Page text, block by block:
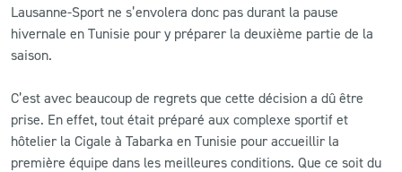
LS ACADEMY CAMPS
MATCH DES CELEBRITES
PRESSE ET MEDIAS
Lausanne-Sport ne s’envolera donc pas durant la pause
hivernale en Tunisie pour y préparer la deuxième partie de la
saison.
C’est avec beaucoup de regrets que cette décision a dû être
prise. En effet, tout était préparé aux complexe sportif et
hôtelier la Cigale à Tabarka en Tunisie pour accueillir la
première équipe dans les meilleures conditions. Que ce soit du